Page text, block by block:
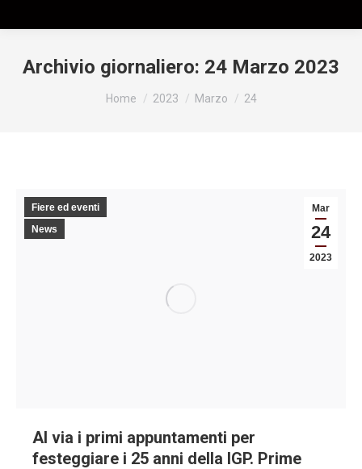
Archivio giornaliero: 24 Marzo 2023
Tu sei qui:
Home 2023 Marzo 24
Mar
24
2023
Fiere ed eventi
News
Al via i primi appuntamenti per
festeggiare i 25 anni della IGP. Prime